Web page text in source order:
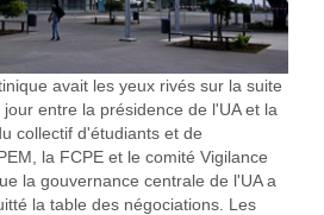
avait les yeux rivés sur la suite
entre la présidence de l'UA et la
collectif d'étudiants et de
la FCPE et le comité Vigilance
la gouvernance centrale de l'UA a
la table des négociations. Les